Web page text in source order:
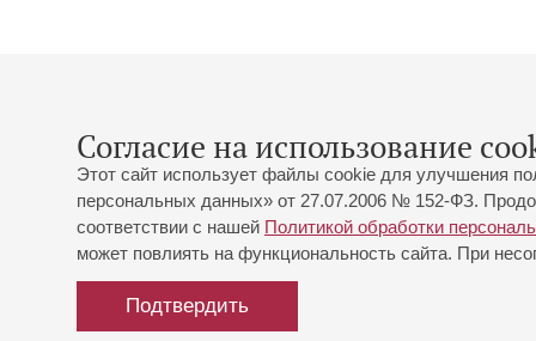
Согласие на использование
Этот сайт использует файлы cookie для улучшения
персональных данных» от 27.07.2006 № 152-ФЗ.
соответствии с нашей Политикой обработки
может повлиять на функциональность сайта. При
Подтвердить